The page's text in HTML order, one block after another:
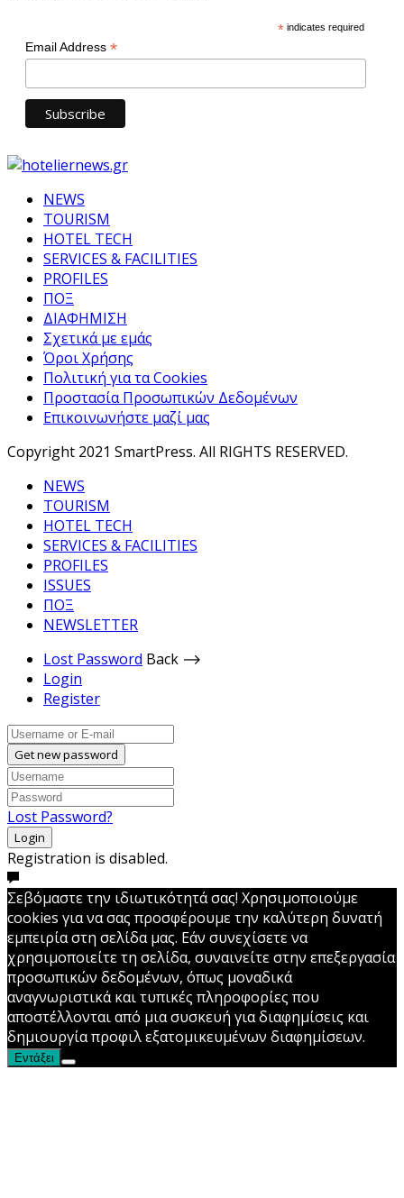
* indicates required
Email Address *
NEWS
TOURISM
HOTEL TECH
SERVICES & FACILITIES
PROFILES
ΠΟΞ
ΔΙΑΦΗΜΙΣΗ
Σχετικά με εμάς
Όροι Χρήσης
Πολιτική για τα Cookies
Προστασία Προσωπικών Δεδομένων
Επικοινωνήστε μαζί μας
Copyright 2021 SmartPress. All RIGHTS RESERVED.
NEWS
TOURISM
HOTEL TECH
SERVICES & FACILITIES
PROFILES
ISSUES
ΠΟΞ
NEWSLETTER
Lost Password Back ⟶
Login
Register
Get new password
Lost Password?
Login
Registration is disabled.
Σεβόμαστε την ιδιωτικότητά σας! Χρησιμοποιούμε
cookies για να σας προσφέρουμε την καλύτερη δυνατή
εμπειρία στη σελίδα μας. Εάν συνεχίσετε να
χρησιμοποιείτε τη σελίδα, συναινείτε στην επεξεργασία
προσωπικών δεδομένων, όπως μοναδικά
αναγνωριστικά και τυπικές πληροφορίες που
αποστέλλονται από μια συσκευή για διαφημίσεις και
δημιουργία προφιλ εξατομικευμένων διαφημίσεων.
Εντάξει